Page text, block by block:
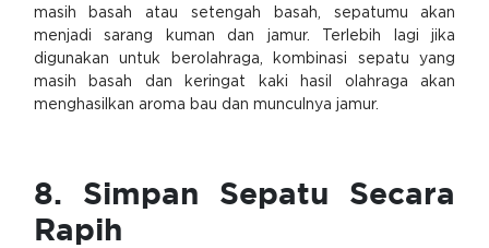
masih basah atau setengah basah, sepatumu akan
menjadi sarang kuman dan jamur. Terlebih lagi jika
digunakan untuk berolahraga, kombinasi sepatu yang
masih basah dan keringat kaki hasil olahraga akan
menghasilkan aroma bau dan munculnya jamur.
8. Simpan Sepatu Secara
Rapih